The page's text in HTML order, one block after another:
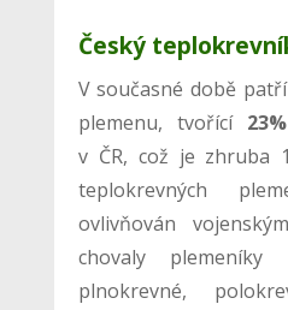
Český
V současné době
plemenu, tvořící 23%
v ČR, což je zhruba
teplokrevných
ovlivňován
chovaly
plnokrevné,